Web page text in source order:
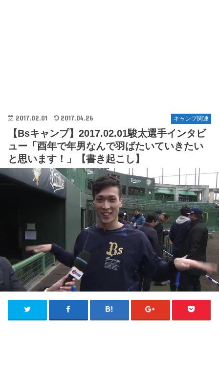
キャンプ関連
2017.02.01 2017.04.26
【Bsキャンプ】2017.02.01駿太選手インタビ
ュー「酉年で年男なんで羽ばたいていきたい
と思います！」【書き起こし】